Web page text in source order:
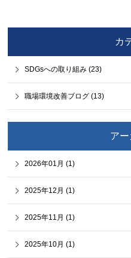
カ
SDGsへの取り組み (23)
職場環境改善ブログ (13)
ア
2026年01月 (1)
2025年12月 (1)
2025年11月 (1)
2025年10月 (1)